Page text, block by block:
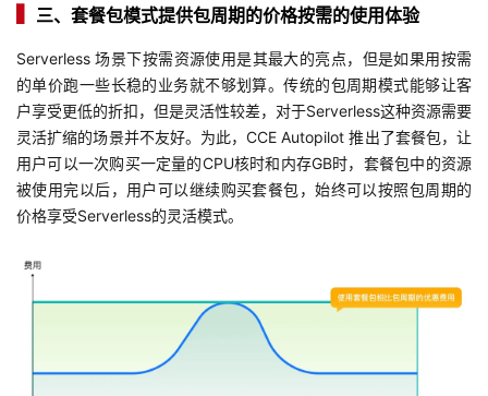
三、套餐包模式提供包周期的价格按需的使用体验
Serverless 场景下按需资源使用是其最大的亮点，但是如果用按需
的单价跑一些长稳的业务就不够划算。传统的包周期模式能够让客
户享受更低的折扣，但是灵活性较差，对于Serverless这种资源需要
灵活扩缩的场景并不友好。为此，CCE Autopilot 推出了套餐包，让
用户可以一次购买一定量的CPU核时和内存GB时，套餐包中的资源
被使用完以后，用户可以继续购买套餐包，始终可以按照包周期的
价格享受Serverless的灵活模式。